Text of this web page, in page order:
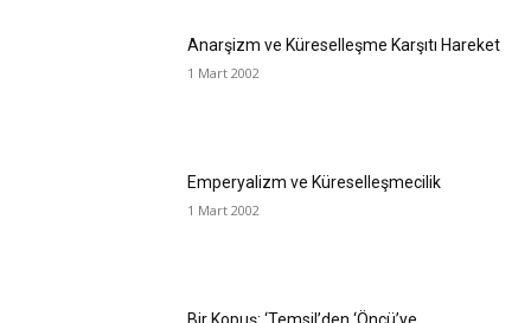
Anarşizm ve Küreselleşme Karşıtı Hareket
1 Mart 2002
Emperyalizm ve Küreselleşmecilik
1 Mart 2002
Bir Kopuş: ‘Temsil’den ‘Öncü’ye